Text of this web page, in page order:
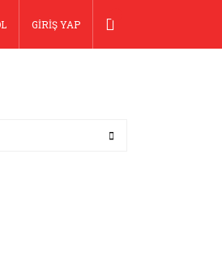
GİRİŞ YAP